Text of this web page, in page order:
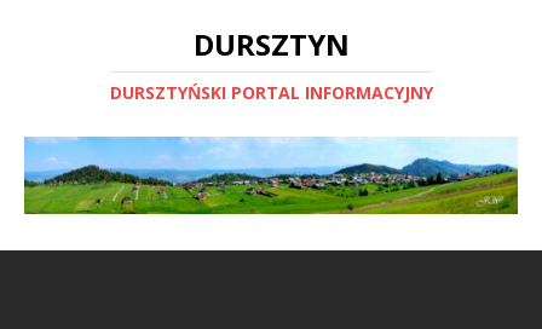
DURSZTYN
DURSZTYŃSKI PORTAL INFORMACYJNY